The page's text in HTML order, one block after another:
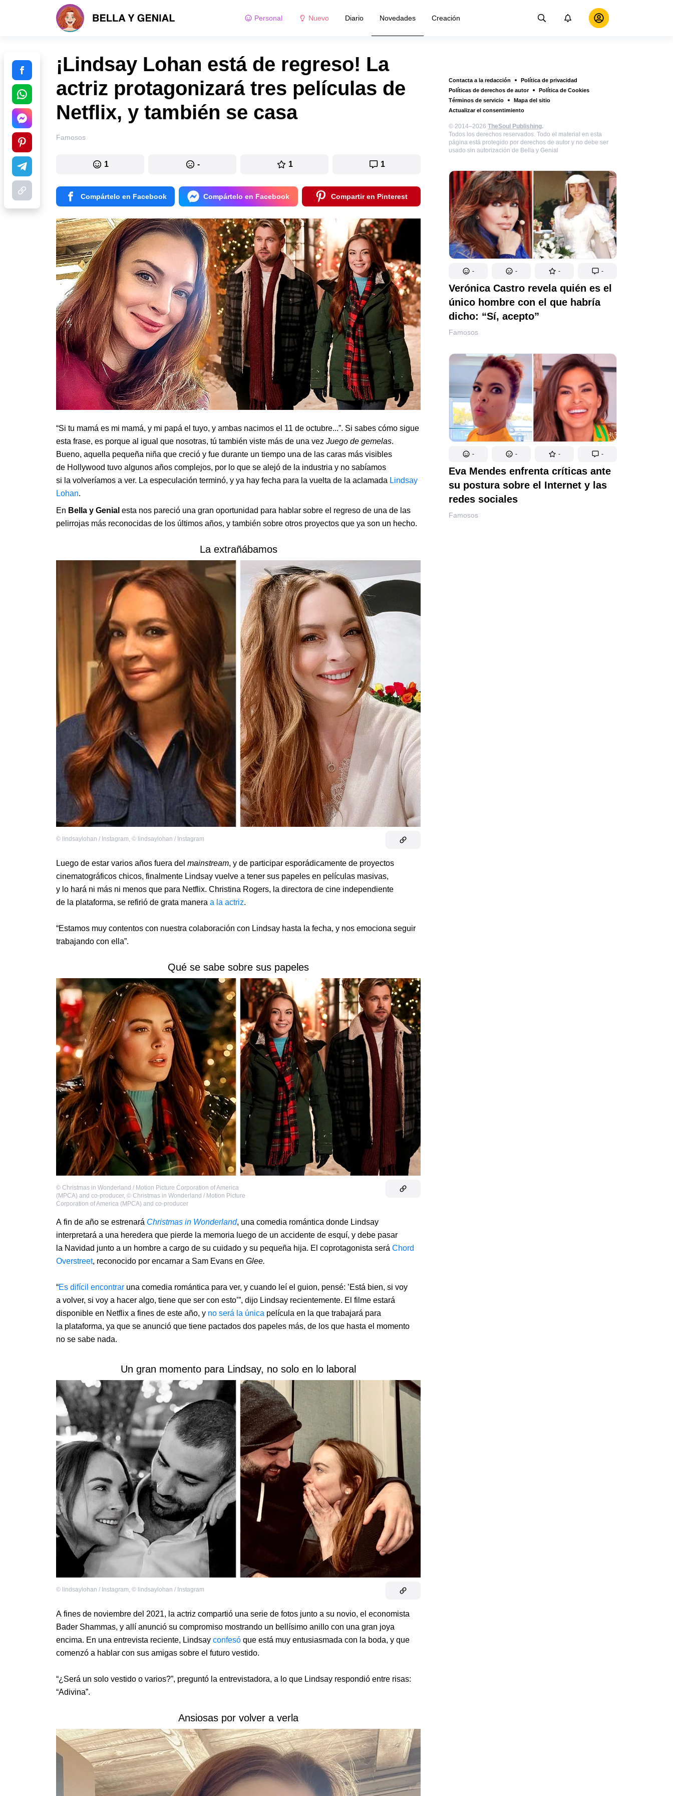
Personal Nuevo Diario Novedades Creación
Contacta a la redacción
Política de privacidad
Políticas de derechos de autor
Política de Cookies
Términos de servicio
Mapa del sitio
Actualizar el consentimiento
© 2014–2026 TheSoul Publishing.
Todos los derechos reservados. Todo el material en esta
página está protegido por derechos de autor y no debe ser
usado sin autorización de Bella y Genial
- - - -
Verónica Castro revela quién es el
único hombre con el que habría
dicho: “Sí, acepto”
Famosos
- - - -
Eva Mendes enfrenta críticas ante
su postura sobre el Internet y las
redes sociales
Famosos
¡Lindsay Lohan está de regreso! La
actriz protagonizará tres películas de
Netflix, y también se casa
Famosos
1 - 1 1
Compártelo en Facebook Compártelo en Facebook Compartir en Pinterest
“Si tu mamá es mi mamá, y mi papá el tuyo, y ambas nacimos el 11 de octubre...”. Si sabes cómo sigue
esta frase, es porque al igual que nosotras, tú también viste más de una vez Juego de gemelas.
Bueno, aquella pequeña niña que creció y fue durante un tiempo una de las caras más visibles
de Hollywood tuvo algunos años complejos, por lo que se alejó de la industria y no sabíamos
si la volveríamos a ver. La especulación terminó, y ya hay fecha para la vuelta de la aclamada Lindsay
Lohan.
En Bella y Genial esta nos pareció una gran oportunidad para hablar sobre el regreso de una de las
pelirrojas más reconocidas de los últimos años, y también sobre otros proyectos que ya son un hecho.
La extrañábamos
© lindsaylohan / Instagram, © lindsaylohan / Instagram
Luego de estar varios años fuera del mainstream, y de participar esporádicamente de proyectos
cinematográficos chicos, finalmente Lindsay vuelve a tener sus papeles en películas masivas,
y lo hará ni más ni menos que para Netflix. Christina Rogers, la directora de cine independiente
de la plataforma, se refirió de grata manera a la actriz.
“Estamos muy contentos con nuestra colaboración con Lindsay hasta la fecha, y nos emociona seguir
trabajando con ella”.
Qué se sabe sobre sus papeles
© Christmas in Wonderland / Motion Picture Corporation of America
(MPCA) and co-producer, © Christmas in Wonderland / Motion Picture
Corporation of America (MPCA) and co-producer
A fin de año se estrenará Christmas in Wonderland, una comedia romántica donde Lindsay
interpretará a una heredera que pierde la memoria luego de un accidente de esquí, y debe pasar
la Navidad junto a un hombre a cargo de su cuidado y su pequeña hija. El coprotagonista será Chord
Overstreet, reconocido por encarnar a Sam Evans en Glee.
“Es difícil encontrar una comedia romántica para ver, y cuando leí el guion, pensé: ’Está bien, si voy
a volver, si voy a hacer algo, tiene que ser con esto’”, dijo Lindsay recientemente. El filme estará
disponible en Netflix a fines de este año, y no será la única película en la que trabajará para
la plataforma, ya que se anunció que tiene pactados dos papeles más, de los que hasta el momento
no se sabe nada.
Un gran momento para Lindsay, no solo en lo laboral
© lindsaylohan / Instagram, © lindsaylohan / Instagram
A fines de noviembre del 2021, la actriz compartió una serie de fotos junto a su novio, el economista
Bader Shammas, y allí anunció su compromiso mostrando un bellísimo anillo con una gran joya
encima. En una entrevista reciente, Lindsay confesó que está muy entusiasmada con la boda, y que
comenzó a hablar con sus amigas sobre el futuro vestido.
“¿Será un solo vestido o varios?”, preguntó la entrevistadora, a lo que Lindsay respondió entre risas:
“Adivina”.
Ansiosas por volver a verla